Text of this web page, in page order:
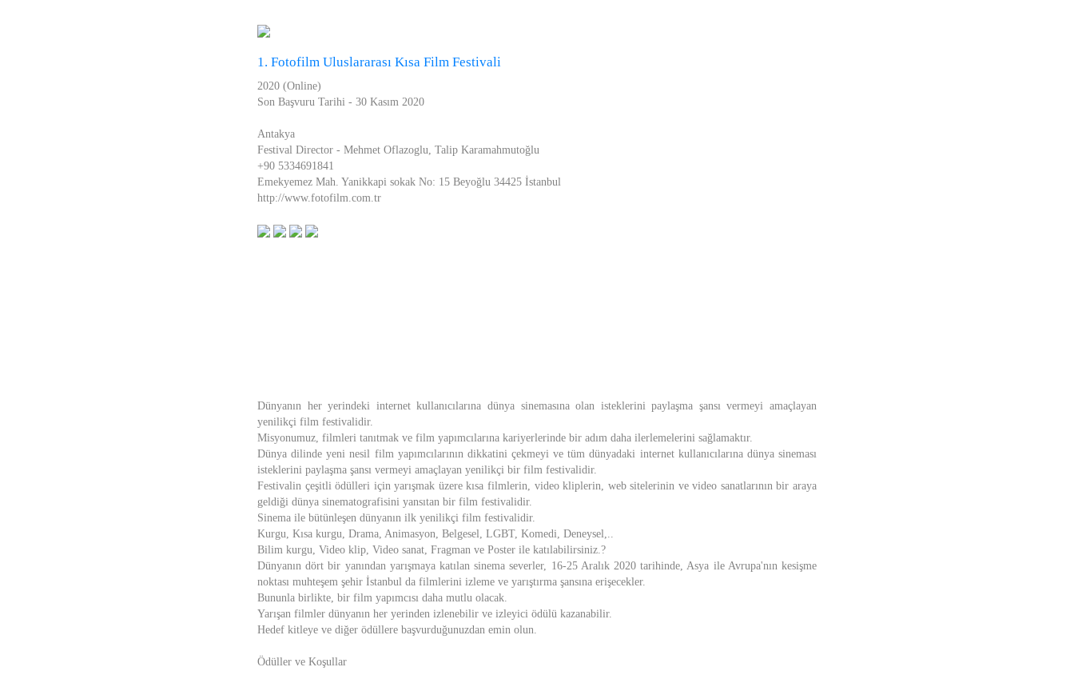
1. Fotofilm Uluslararası Kısa Film Festivali
2020 (Online)
Son Başvuru Tarihi - 30 Kasım 2020
Antakya
Festival Director - Mehmet Oflazoglu, Talip Karamahmutoğlu
+90 5334691841
Emekyemez Mah. Yanikkapi sokak No: 15 Beyoğlu 34425 İstanbul
http://www.fotofilm.com.tr
Dünyanın her yerindeki internet kullanıcılarına dünya sinemasına olan isteklerini paylaşma şansı vermeyi amaçlayan
yenilikçi film festivalidir.
Misyonumuz, filmleri tanıtmak ve film yapımcılarına kariyerlerinde bir adım daha ilerlemelerini sağlamaktır.
Dünya dilinde yeni nesil film yapımcılarının dikkatini çekmeyi ve tüm dünyadaki internet kullanıcılarına dünya sineması
isteklerini paylaşma şansı vermeyi amaçlayan yenilikçi bir film festivalidir.
Festivalin çeşitli ödülleri için yarışmak üzere kısa filmlerin, video kliplerin, web sitelerinin ve video sanatlarının bir araya
geldiği dünya sinematografisini yansıtan bir film festivalidir.
Sinema ile bütünleşen dünyanın ilk yenilikçi film festivalidir.
Kurgu, Kısa kurgu, Drama, Animasyon, Belgesel, LGBT, Komedi, Deneysel,..
Bilim kurgu, Video klip, Video sanat, Fragman ve Poster ile katılabilirsiniz.?
Dünyanın dört bir yanından yarışmaya katılan sinema severler, 16-25 Aralık 2020 tarihinde, Asya ile Avrupa'nın kesişme
noktası muhteşem şehir İstanbul da filmlerini izleme ve yarıştırma şansına erişecekler.
Bununla birlikte, bir film yapımcısı daha mutlu olacak.
Yarışan filmler dünyanın her yerinden izlenebilir ve izleyici ödülü kazanabilir.
Hedef kitleye ve diğer ödüllere başvurduğunuzdan emin olun.
Ödüller ve Koşullar